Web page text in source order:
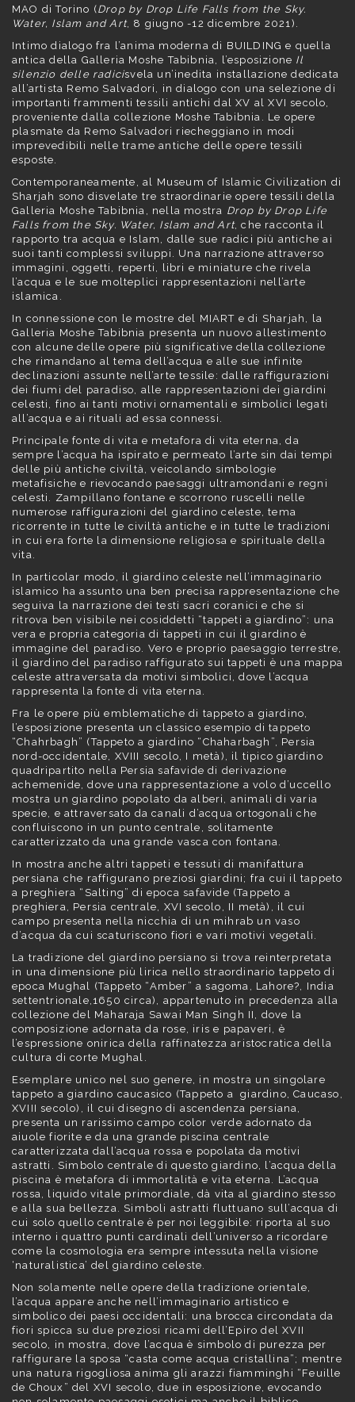
MAO di Torino (Drop by Drop Life Falls from the Sky.
Water, Islam and Art, 8 giugno -12 dicembre 2021).
Intimo dialogo fra l’anima moderna di BUILDING e quella
antica della Galleria Moshe Tabibnia, l’esposizione Il
silenzio delle radicisvela un’inedita installazione dedicata
all’artista Remo Salvadori, in dialogo con una selezione di
importanti frammenti tessili antichi dal XV al XVI secolo,
proveniente dalla collezione Moshe Tabibnia. Le opere
plasmate da Remo Salvadori riecheggiano in modi
imprevedibili nelle trame antiche delle opere tessili
esposte.
Contemporaneamente, al Museum of Islamic Civilization di
Sharjah sono disvelate tre straordinarie opere tessili della
Galleria Moshe Tabibnia, nella mostra Drop by Drop Life
Falls from the Sky. Water, Islam and Art, che racconta il
rapporto tra acqua e Islam, dalle sue radici più antiche ai
suoi tanti complessi sviluppi. Una narrazione attraverso
immagini, oggetti, reperti, libri e miniature che rivela
l’acqua e le sue molteplici rappresentazioni nell’arte
islamica.
In connessione con le mostre del MIART e di Sharjah, la
Galleria Moshe Tabibnia presenta un nuovo allestimento
con alcune delle opere più significative della collezione
che rimandano al tema dell’acqua e alle sue infinite
declinazioni assunte nell’arte tessile: dalle raffigurazioni
dei fiumi del paradiso, alle rappresentazioni dei giardini
celesti, fino ai tanti motivi ornamentali e simbolici legati
all’acqua e ai rituali ad essa connessi.
Principale fonte di vita e metafora di vita eterna, da
sempre l’acqua ha ispirato e permeato l’arte sin dai tempi
delle più antiche civiltà, veicolando simbologie
metafisiche e rievocando paesaggi ultramondani e regni
celesti. Zampillano fontane e scorrono ruscelli nelle
numerose raffigurazioni del giardino celeste, tema
ricorrente in tutte le civiltà antiche e in tutte le tradizioni
in cui era forte la dimensione religiosa e spirituale della
vita.
In particolar modo, il giardino celeste nell’immaginario
islamico ha assunto una ben precisa rappresentazione che
seguiva la narrazione dei testi sacri coranici e che si
ritrova ben visibile nei cosiddetti “tappeti a giardino”: una
vera e propria categoria di tappeti in cui il giardino è
immagine del paradiso. Vero e proprio paesaggio terrestre,
il giardino del paradiso raffigurato sui tappeti è una mappa
celeste attraversata da motivi simbolici, dove l’acqua
rappresenta la fonte di vita eterna.
Fra le opere più emblematiche di tappeto a giardino,
l’esposizione presenta un classico esempio di tappeto
“Chahrbagh” (Tappeto a giardino “Chaharbagh”, Persia
nord-occidentale, XVIII secolo, I metà), il tipico giardino
quadripartito nella Persia safavide di derivazione
achemenide, dove una rappresentazione a volo d’uccello
mostra un giardino popolato da alberi, animali di varia
specie, e attraversato da canali d’acqua ortogonali che
confluiscono in un punto centrale, solitamente
caratterizzato da una grande vasca con fontana.
In mostra anche altri tappeti e tessuti di manifattura
persiana che raffigurano preziosi giardini; fra cui il tappeto
a preghiera “Salting” di epoca safavide (Tappeto a
preghiera, Persia centrale, XVI secolo, II metà), il cui
campo presenta nella nicchia di un mihrab un vaso
d’acqua da cui scaturiscono fiori e vari motivi vegetali.
La tradizione del giardino persiano si trova reinterpretata
in una dimensione più lirica nello straordinario tappeto di
epoca Mughal (Tappeto “Amber” a sagoma, Lahore?, India
settentrionale,1650 circa), appartenuto in precedenza alla
collezione del Maharaja Sawai Man Singh II, dove la
composizione adornata da rose, iris e papaveri, è
l’espressione onirica della raffinatezza aristocratica della
cultura di corte Mughal.
Esemplare unico nel suo genere, in mostra un singolare
tappeto a giardino caucasico (Tappeto a giardino, Caucaso,
XVIII secolo), il cui disegno di ascendenza persiana,
presenta un rarissimo campo color verde adornato da
aiuole fiorite e da una grande piscina centrale
caratterizzata dall’acqua rossa e popolata da motivi
astratti. Simbolo centrale di questo giardino, l’acqua della
piscina è metafora di immortalità e vita eterna. L’acqua
rossa, liquido vitale primordiale, dà vita al giardino stesso
e alla sua bellezza. Simboli astratti fluttuano sull’acqua di
cui solo quello centrale è per noi leggibile: riporta al suo
interno i quattro punti cardinali dell’universo a ricordare
come la cosmologia era sempre intessuta nella visione
‘naturalistica’ del giardino celeste.
Non solamente nelle opere della tradizione orientale,
l’acqua appare anche nell’immaginario artistico e
simbolico dei paesi occidentali: una brocca circondata da
fiori spicca su due preziosi ricami dell’Epiro del XVII
secolo, in mostra, dove l’acqua è simbolo di purezza per
raffigurare la sposa “casta come acqua cristallina”; mentre
una natura rigogliosa anima gli arazzi fiamminghi “Feuille
de Choux” del XVI secolo, due in esposizione, evocando